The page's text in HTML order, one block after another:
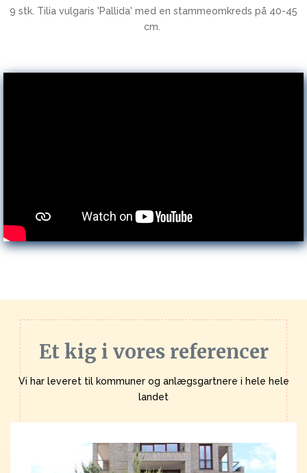
9 stk. Tilia vulgaris 'Pallida' med en stammeomkreds på 40-45
cm.
Et kig i vores referencer
Vi har leveret til kommuner og anlægsgartnere i hele hele
landet